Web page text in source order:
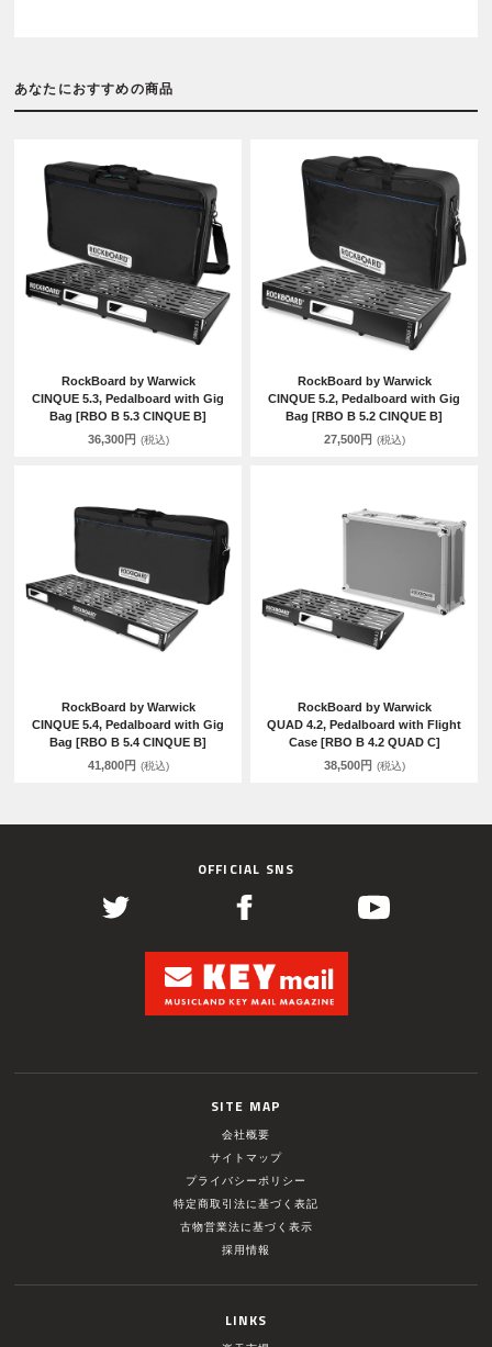
あなたにおすすめの商品
RockBoard by Warwick
CINQUE 5.3, Pedalboard with Gig
Bag [RBO B 5.3 CINQUE B]
36,300円 (税込)
RockBoard by Warwick
CINQUE 5.2, Pedalboard with Gig
Bag [RBO B 5.2 CINQUE B]
27,500円 (税込)
RockBoard by Warwick
CINQUE 5.4, Pedalboard with Gig
Bag [RBO B 5.4 CINQUE B]
41,800円 (税込)
RockBoard by Warwick
QUAD 4.2, Pedalboard with Flight
Case [RBO B 4.2 QUAD C]
38,500円 (税込)
OFFICIAL SNS
SITE MAP
会社概要
サイトマップ
プライバシーポリシー
特定商取引法に基づく表記
古物営業法に基づく表示
採用情報
LINKS